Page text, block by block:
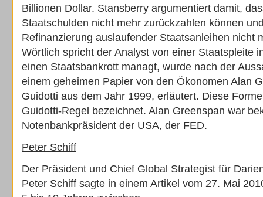
Billionen Dollar. Stansberry argumentiert damit,
Staatschulden nicht mehr zurückzahlen können
Refinanzierung auslaufender Staatsanleihen nicht
Wörtlich spricht der Analyst von einer Staatspleite
einen Staatsbankrott managt, wurde nach der
einem geheimen Papier von den Ökonomen Alan
Guidotti aus dem Jahr 1999, erläutert. Diese
Guidotti-Regel bezeichnet. Alan Greenspan war
Notenbankpräsident der USA, der FED.
Peter Schiff
Der Präsident und Chief Global Strategist für
Peter Schiff sagte in einem Artikel vom 27. Mai